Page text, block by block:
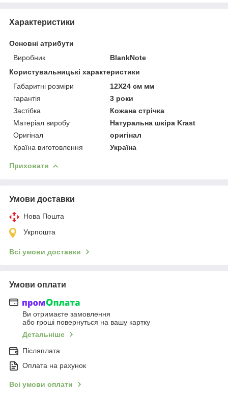
Характеристики
Основні атрибути
Виробник
BlankNote
Користувальницькі характеристики
Габаритні розміри
12X24 см мм
гарантія
3 роки
Застібка
Кожана стрічка
Матеріал виробу
Натуральна шкіра Krast
Оригінал
оригінал
Країна виготовлення
Україна
Приховати
Умови доставки
Нова Пошта
Укрпошта
Всі умови доставки
Умови оплати
Ви отримаєте замовлення
або гроші повернуться на вашу картку
Детальніше
Післяплата
Оплата на рахунок
Всі умови оплати